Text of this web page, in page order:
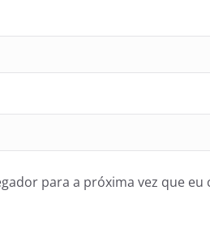
para a próxima vez que eu